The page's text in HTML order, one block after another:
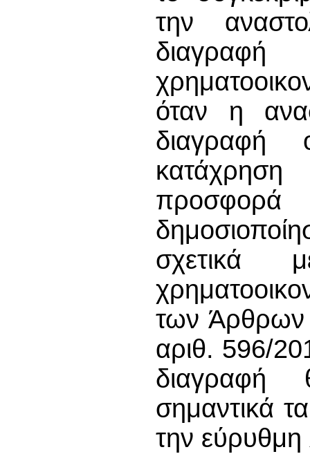
την
όταν η
διαγραφή
των Άρθρων
αριθ. 596/
σημαντικά
την εύρυθμη